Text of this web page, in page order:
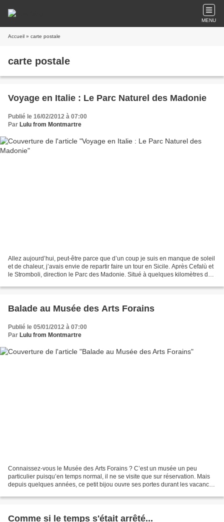
MENU
Accueil » carte postale
carte postale
Voyage en Italie : Le Parc Naturel des Madonie
Publié le 16/02/2012 à 07:00
Par Lulu from Montmartre
Allez aujourd’hui, peut-être parce que d’un coup je suis en manque de soleil
et de chaleur, j’avais envie de repartir faire un tour en Sicile. Après Cefalù et
le Stromboli, direction le Parc des Madonie. Situé à quelques kilomètres de
Balade au Musée des Arts Forains
Publié le 05/01/2012 à 07:00
Par Lulu from Montmartre
Connaissez-vous le Musée des Arts Forains ? C’est un musée un peu
particulier puisqu’en temps normal, il ne se visite que sur réservation. Mais
depuis quelques années, ce petit bijou ouvre ses portes durant les vacances
Comme si le temps s'était arrêté...